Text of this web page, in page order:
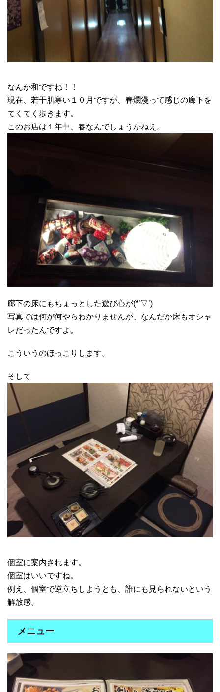
なんか和ですね！！
現在、若干肌寒い１０月ですが、春爛漫って感じの廊下を
てくてく歩きます。
このお店は１年中、春なんでしょうかねえ。
廊下の床にもちょっとした遊び心が(*’▽’)
写真では何が何やらわかりませんが、なんだか床もオシャ
レだったんですよ。
こういうのほっこりします。
そして
個室に案内されます。
個室はいいですね。
例え、個室で逆立ちしようとも、誰にも見られないという
解放感。
メニュー